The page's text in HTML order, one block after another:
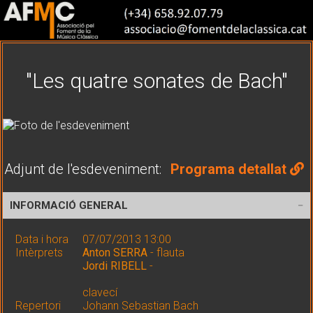
"Les quatre sonates de Bach"
Adjunt de l'esdeveniment: Programa detallat
INFORMACIÓ GENERAL
Data i hora
07/07/2013 13:00
Intèrprets
Anton SERRA - flauta
Jordi RIBELL -
clavecí
Repertori
Johann Sebastian Bach